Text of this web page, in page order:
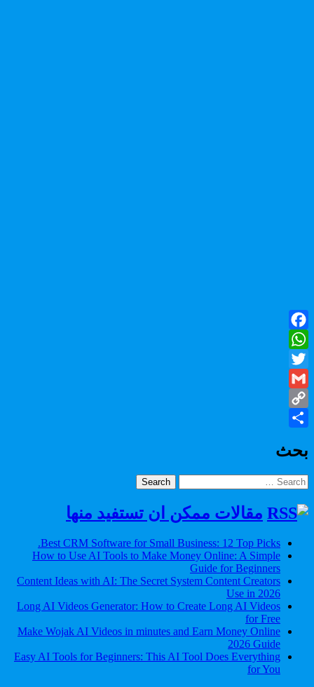
Facebook
WhatsApp
Twitter
Gmail
Copy
بحث
Search
for:
مقالات ممكن ان تستفيد منها
Best CRM Software for Small Business: 12 Top Picks.
How to Use AI Tools to Make Money Online: A Simple
Guide for Beginners
Content Ideas with AI: The Secret System Content Creators
Use in 2026
Long AI Videos Generator: How to Create Long AI Videos
for Free
Make Wojak AI Videos in minutes and Earn Money Online
2026 Guide
Easy AI Tools for Beginners: This AI Tool Does Everything
for You